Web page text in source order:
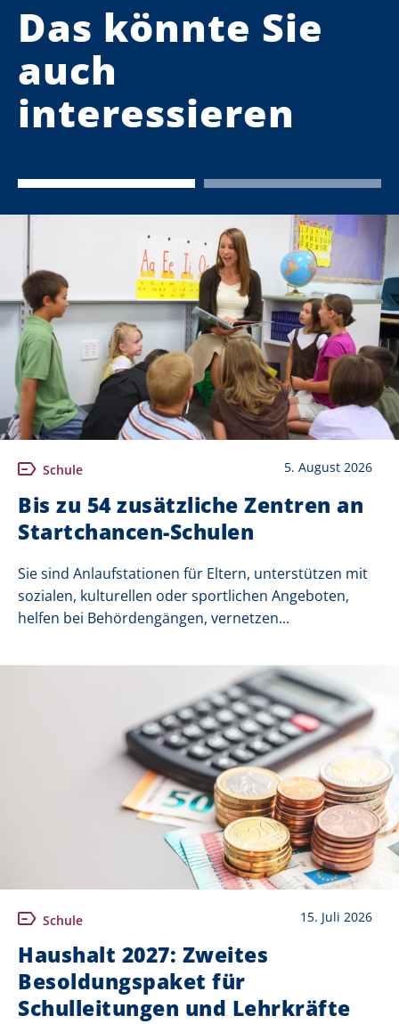
Das könnte Sie
auch
interessieren
Schule 5. August 2026
Bis zu 54 zusätzliche Zentren an
Startchancen-Schulen
Sie sind Anlaufstationen für Eltern, unterstützen mit
sozialen, kulturellen oder sportlichen Angeboten,
helfen bei Behördengängen, vernetzen...
Schule 15. Juli 2026
Haushalt 2027: Zweites
Besoldungspaket für
Schulleitungen und Lehrkräfte